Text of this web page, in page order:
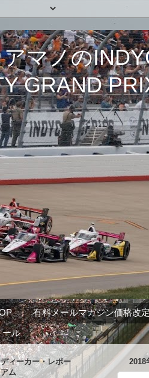
マノの
GRAND
有料メールマガジン価格改
ール
2018
ィーカー・レポー
ム